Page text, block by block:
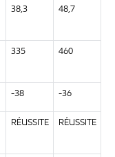
38,3 48,7
335 460
-38 -36
RÉUSSITE RÉUSSITE